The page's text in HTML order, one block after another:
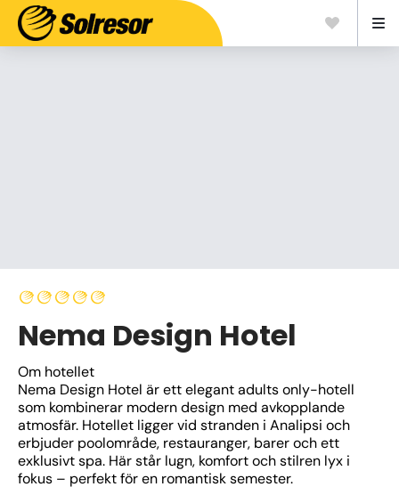
Nema Design Hotel
Om hotellet
Nema Design Hotel är ett elegant adults only-hotell
som kombinerar modern design med avkopplande
atmosfär. Hotellet ligger vid stranden i Analipsi och
erbjuder poolområde, restauranger, barer och ett
exklusivt spa. Här står lugn, komfort och stilren lyx i
fokus – perfekt för en romantisk semester.